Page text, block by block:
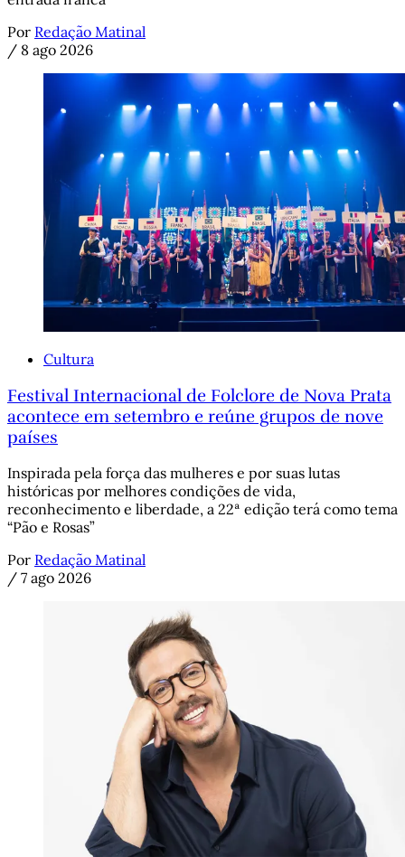
Por Redação Matinal
/ 8 ago 2026
Cultura
Festival Internacional de Folclore de Nova Prata
acontece em setembro e reúne grupos de nove
países
Inspirada pela força das mulheres e por suas lutas
históricas por melhores condições de vida,
reconhecimento e liberdade, a 22ª edição terá como tema
“Pão e Rosas”
Por Redação Matinal
/ 7 ago 2026